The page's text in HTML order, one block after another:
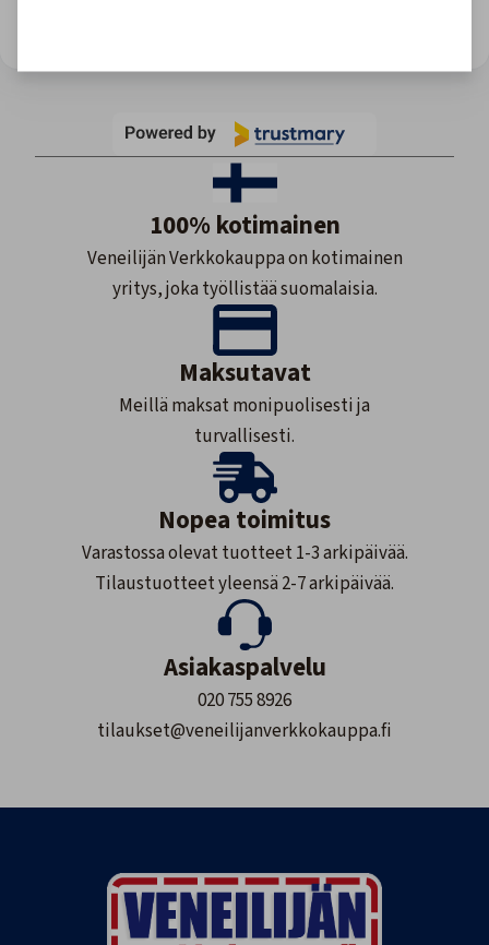
100% kotimainen
Veneilijän Verkkokauppa on kotimainen
yritys, joka työllistää suomalaisia.
Maksutavat
Meillä maksat monipuolisesti ja
turvallisesti.
Nopea toimitus
Varastossa olevat tuotteet 1-3 arkipäivää.
Tilaustuotteet yleensä 2-7 arkipäivää.
Asiakaspalvelu
020 755 8926
tilaukset@veneilijanverkkokauppa.fi